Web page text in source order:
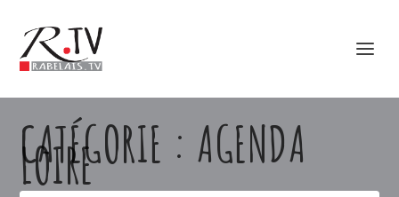
CATÉGORIE : AGENDA
LOIRE